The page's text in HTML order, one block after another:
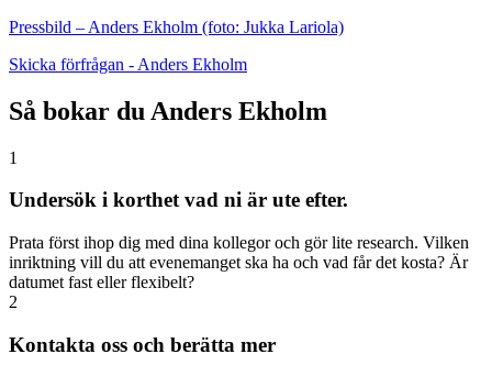
Pressbild – Anders Ekholm (foto: Jukka Lariola)
Skicka förfrågan - Anders Ekholm
Så bokar du Anders Ekholm
1
Undersök i korthet vad ni är ute efter.
Prata först ihop dig med dina kollegor och gör lite research. Vilken
inriktning vill du att evenemanget ska ha och vad får det kosta? Är
datumet fast eller flexibelt?
2
Kontakta oss och berätta mer